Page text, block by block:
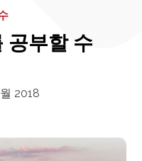
공부할 수
2018